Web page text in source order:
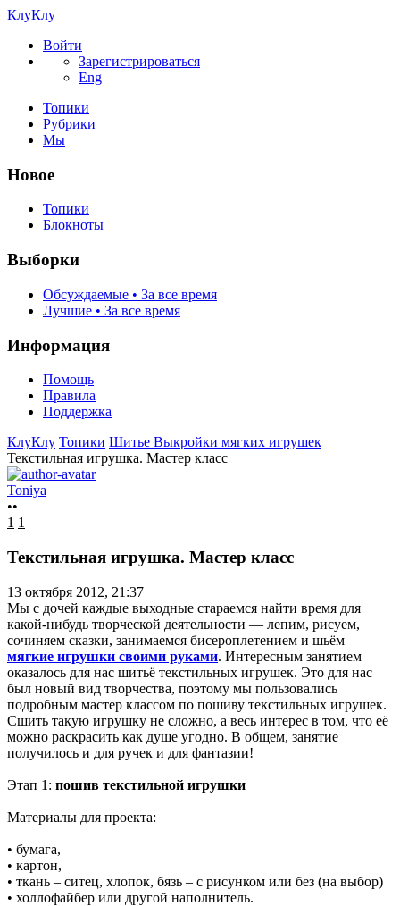
КлуКлу
Войти
Зарегистрироваться
Eng
Топики
Рубрики
Мы
Новое
Топики
Блокноты
Выборки
Обсуждаемые • За все время
Лучшие • За все время
Информация
Помощь
Правила
Поддержка
КлуКлу Топики Шитье Выкройки мягких игрушек
Текстильная игрушка. Мастер класс
Toniya
••
1 1
Текстильная игрушка. Мастер класс
13 октября 2012, 21:37
Мы с дочей каждые выходные стараемся найти время для
какой-нибудь творческой деятельности — лепим, рисуем,
сочиняем сказки, занимаемся бисероплетением и шьём
мягкие игрушки своими руками. Интересным занятием
оказалось для нас шитьё текстильных игрушек. Это для нас
был новый вид творчества, поэтому мы пользовались
подробным мастер классом по пошиву текстильных игрушек.
Сшить такую игрушку не сложно, а весь интерес в том, что её
можно раскрасить как душе угодно. В общем, занятие
получилось и для ручек и для фантазии!
Этап 1: пошив текстильной игрушки
Материалы для проекта:
• бумага,
• картон,
• ткань – ситец, хлопок, бязь – с рисунком или без (на выбор)
• холлофайбер или другой наполнитель.